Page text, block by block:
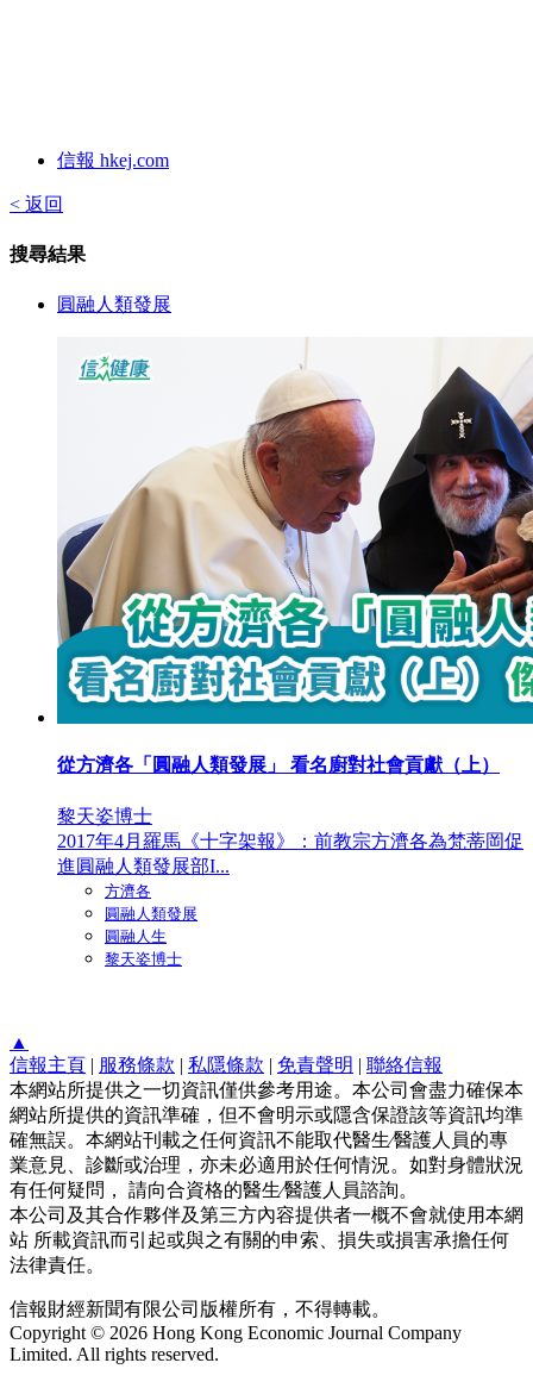
信報 hkej.com
< 返回
搜尋結果
圓融人類發展
從方濟各「圓融人類發展」 看名廚對社會貢獻（上）
黎天姿博士
2017年4月羅馬《十字架報》：前教宗方濟各為梵蒂岡促
進圓融人類發展部I...
方濟各
圓融人類發展
圓融人生
黎天姿博士
▲
信報主頁 | 服務條款 | 私隱條款 | 免責聲明 | 聯絡信報
本網站所提供之一切資訊僅供參考用途。本公司會盡力確保本
網站所提供的資訊準確，但不會明示或隱含保證該等資訊均準
確無誤。本網站刊載之任何資訊不能取代醫生∕醫護人員的專
業意見、診斷或治理，亦未必適用於任何情況。如對身體狀況
有任何疑問， 請向合資格的醫生∕醫護人員諮詢。
本公司及其合作夥伴及第三方內容提供者一概不會就使用本網
站 所載資訊而引起或與之有關的申索、損失或損害承擔任何
法律責任。
信報財經新聞有限公司版權所有，不得轉載。
Copyright © 2026 Hong Kong Economic Journal Company
Limited. All rights reserved.